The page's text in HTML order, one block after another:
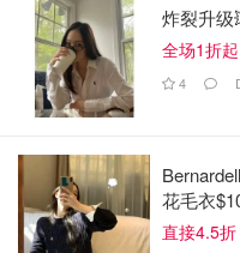
炸裂升级
全场1折
4
花毛衣
直接4.5